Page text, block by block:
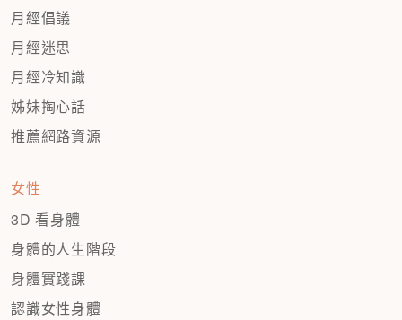
月經倡議
月經迷思
月經冷知識
姊妹掏心話
推薦網路資源
女性
3D 看身體
身體的人生階段
身體實踐課
認識女性身體